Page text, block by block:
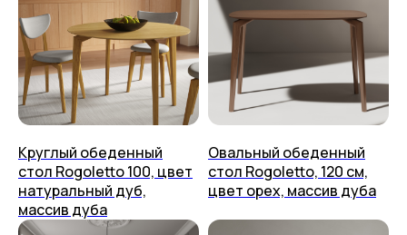
Круглый обеденный
стол Rogoletto 100, цвет
натуральный дуб,
массив дуба
Овальный обеденный
стол Rogoletto, 120 см,
цвет орех, массив дуба
Пользовательское соглашение
Политика конфиденциальности